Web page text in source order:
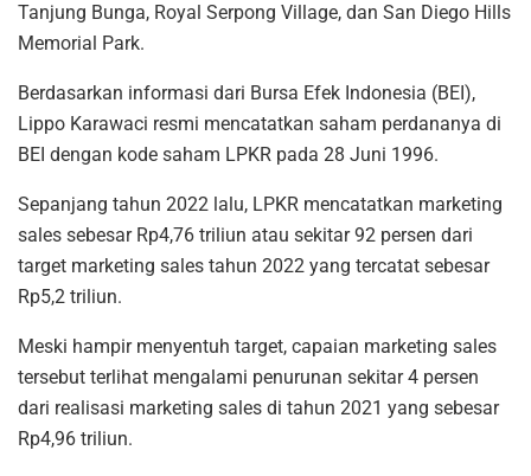
Tanjung Bunga, Royal Serpong Village, dan San Diego Hills
Memorial Park.
Berdasarkan informasi dari Bursa Efek Indonesia (BEI),
Lippo Karawaci resmi mencatatkan saham perdananya di
BEI dengan kode saham LPKR pada 28 Juni 1996.
Sepanjang tahun 2022 lalu, LPKR mencatatkan marketing
sales sebesar Rp4,76 triliun atau sekitar 92 persen dari
target marketing sales tahun 2022 yang tercatat sebesar
Rp5,2 triliun.
Meski hampir menyentuh target, capaian marketing sales
tersebut terlihat mengalami penurunan sekitar 4 persen
dari realisasi marketing sales di tahun 2021 yang sebesar
Rp4,96 triliun.